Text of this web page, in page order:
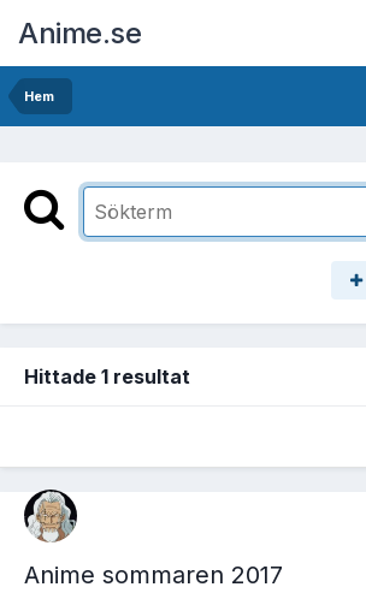
Anime.se
Hem
Hittade 1 resultat
Anime sommaren 2017